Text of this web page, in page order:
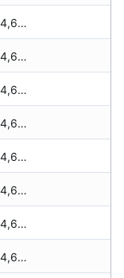
44,675 zł
44,675 zł
44,675 zł
44,675 zł
44,675 zł
44,675 zł
44,675 zł
44,675 zł